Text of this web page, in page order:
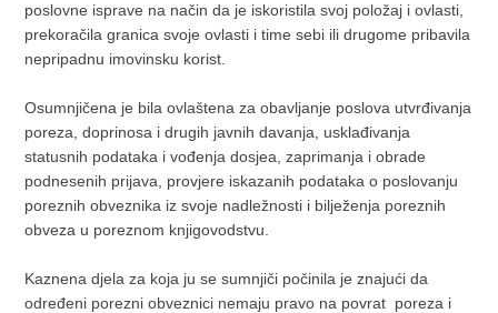
poslovne isprave na način da je iskoristila svoj položaj i ovlasti,
prekoračila granica svoje ovlasti i time sebi ili drugome pribavila
nepripadnu imovinsku korist.
Osumnjičena je bila ovlaštena za obavljanje poslova utvrđivanja
poreza, doprinosa i drugih javnih davanja, usklađivanja
statusnih podataka i vođenja dosjea, zaprimanja i obrade
podnesenih prijava, provjere iskazanih podataka o poslovanju
poreznih obveznika iz svoje nadležnosti i bilježenja poreznih
obveza u poreznom knjigovodstvu.
Kaznena djela za koja ju se sumnjiči počinila je znajući da
određeni porezni obveznici nemaju pravo na povrat poreza i